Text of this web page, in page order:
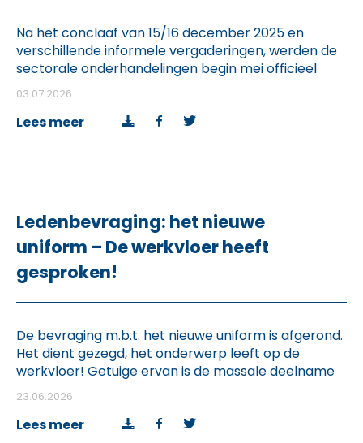
Na het conclaaf van 15/16 december 2025 en
verschillende informele vergaderingen, werden de
sectorale onderhandelingen begin mei officieel
opgestart. Deze sectorale onderhandelingen
kwalitatief (statuut). Voor wat het kwantitatieve
03.07.2026
Lees meer
Ledenbevraging: het nieuwe
uniform – De werkvloer heeft
gesproken!
De bevraging m.b.t. het nieuwe uniform is afgerond.
Het dient gezegd, het onderwerp leeft op de
werkvloer! Getuige ervan is de massale deelname
aan deze enquête. 6957 collega’s hebben hun
21.73%Fedpol). In deze bevraging werd uw
23.06.2026
Lees meer